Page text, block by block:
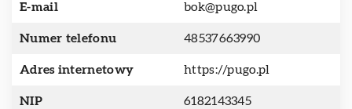
E-mail bok@pugo.pl
Numer telefonu 48537663990
Adres internetowy https://pugo.pl
NIP 6182143345